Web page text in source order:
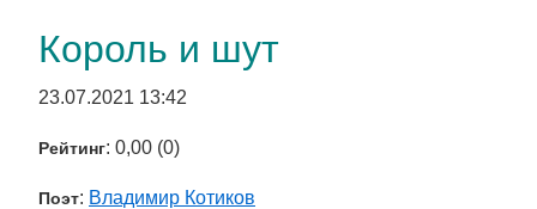
Король и шут
23.07.2021 13:42
Рейтинг: 0,00 (0)
Поэт: Владимир Котиков